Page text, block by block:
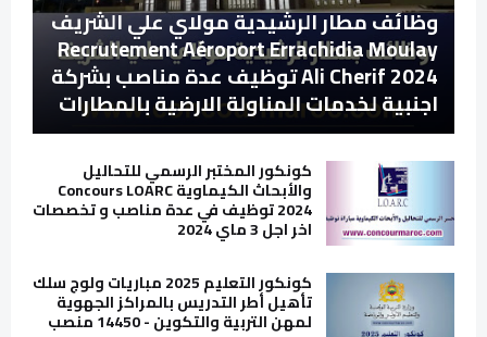
وظائف مطار الرشيدية مولاي علي الشريف
Recrutement Aéroport Errachidia Moulay
Ali Cherif 2024 توظيف عدة مناصب بشركة
اجنبية لخدمات المناولة الارضية بالمطارات
كونكور المختبر الرسمي للتحاليل
والأبحاث الكيماوية Concours LOARC
2024 توظيف في عدة مناصب و تخصصات
اخر اجل 3 ماي 2024
كونكور التعليم 2025 مباريات ولوج سلك
تأهيل أطر التدريس بالمراكز الجهوية
لمهن التربية والتكوين - 14450 منصب